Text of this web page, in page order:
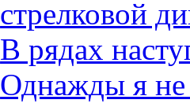
стрелковой
В рядах
Однажды я